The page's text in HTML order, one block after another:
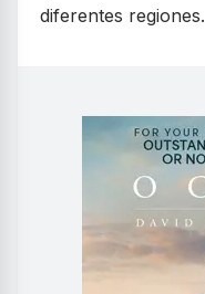
diferentes regiones.